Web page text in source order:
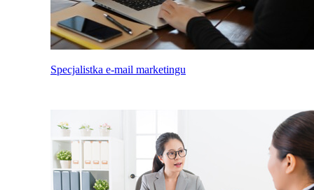
Specjalistka e-mail marketingu